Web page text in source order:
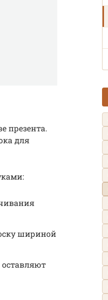
презента.
для
шириной